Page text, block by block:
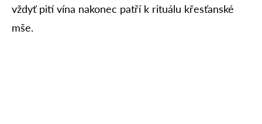
vždyť pití vína nakonec patří k rituálu křesťanské
mše.